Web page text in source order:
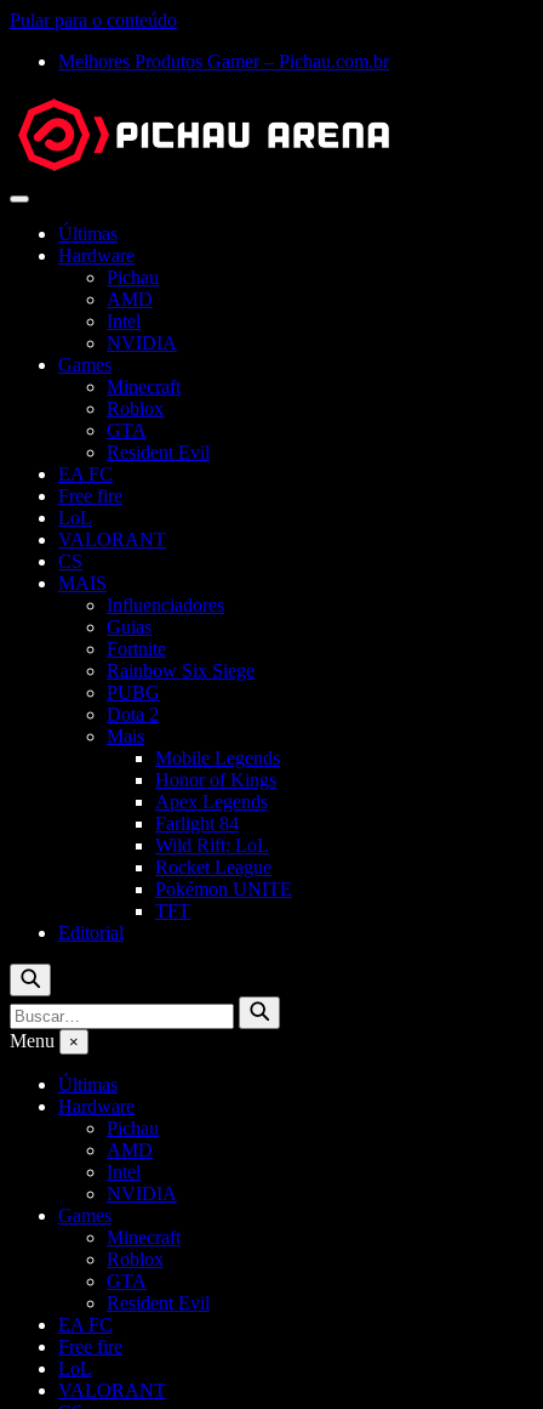
Pular para o conteúdo
Melhores Produtos Gamer – Pichau.com.br
Abrir
Últimas
Hardware
Pichau
AMD
Intel
NVIDIA
Games
Minecraft
Roblox
GTA
Resident Evil
EA FC
Free fire
LoL
VALORANT
CS
MAIS
Influenciadores
Guias
Fortnite
Rainbow Six Siege
PUBG
Dota 2
Mais
Mobile Legends
Honor of Kings
Apex Legends
Farlight 84
Wild Rift: LoL
Rocket League
Pokémon UNITE
TFT
Editorial
Buscar
Buscar
por:
Buscar
Menu ×
Últimas
Hardware
Pichau
AMD
Intel
NVIDIA
Games
Minecraft
Roblox
GTA
Resident Evil
EA FC
Free fire
LoL
VALORANT